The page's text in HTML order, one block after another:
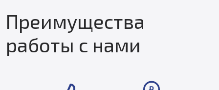
Преимущества
работы с нами